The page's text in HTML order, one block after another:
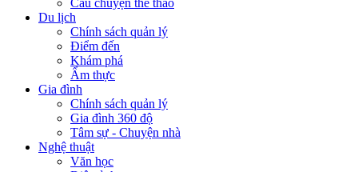
Câu chuyện thể thao
Du lịch
Chính sách quản lý
Điểm đến
Khám phá
Ẩm thực
Gia đình
Chính sách quản lý
Gia đình 360 độ
Tâm sự - Chuyện nhà
Nghệ thuật
Văn học